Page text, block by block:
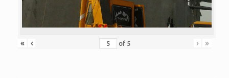
« ‹ of 5 › »